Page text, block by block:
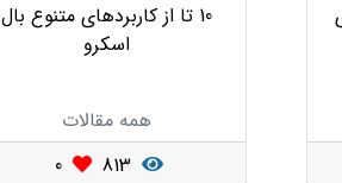
10 تا از کاربردهای متنوع بال
اسکرو
همه مقالات
813
0